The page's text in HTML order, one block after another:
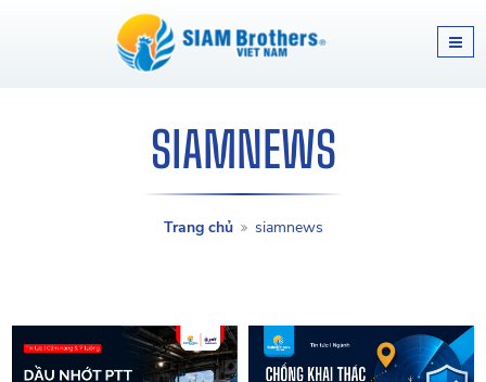
SIAMNEWS
Trang chủ siamnews